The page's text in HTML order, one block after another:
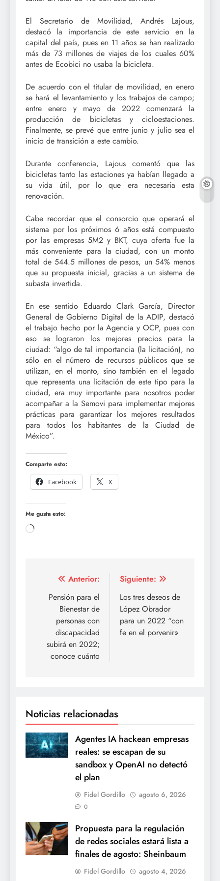
El Secretario de Movilidad, Andrés Lajous,
destacó la importancia de este servicio en la
capital del país, pues en 11 años se han realizado
más de 73 millones de viajes de los cuales 60%
antes de Ecobici no usaba la bicicleta.
De acuerdo con el titular de movilidad, en enero
se hará el levantamiento y los trabajos de campo;
entre enero y mayo de 2022 comenzará la
producción de bicicletas y cicloestaciones.
Finalmente, se prevé que entre junio y julio sea el
inicio de transición a este cambio.
Durante conferencia, Lajous comentó que las
bicicletas tanto las estaciones ya habían llegado a
su vida útil, por lo que era necesaria esta
renovación.
Cabe recordar que el consorcio que operará el
sistema por los próximos 6 años está compuesto
por las empresas 5M2 y BKT, cuya oferta fue la
más conveniente para la ciudad, con un monto
total de 544.5 millones de pesos, un 54% menos
que su propuesta inicial, gracias a un sistema de
subasta invertida.
En ese sentido Eduardo Clark García, Director
General de Gobierno Digital de la ADIP, destacó
el trabajo hecho por la Agencia y OCP, pues con
eso se lograron los mejores precios para la
ciudad: “algo de tal importancia (la licitación), no
sólo en el número de recursos públicos que se
utilizan, en el monto, sino también en el legado
que representa una licitación de este tipo para la
ciudad, era muy importante para nosotros poder
acompañar a la Semovi para implementar mejores
prácticas para garantizar los mejores resultados
para todos los habitantes de la Ciudad de
México”.
Comparte esto:
Facebook
X
Me gusta esto:
Cargando...
Navegación
entradas
Anterior:
Pensión para el
Bienestar de
personas con
discapacidad
subirá en 2022;
conoce cuánto
Siguiente:
Los tres deseos de
López Obrador
para un 2022 “con
fe en el porvenir»
Noticias relacionadas
Agentes IA hackean empresas
reales: se escapan de su
sandbox y OpenAI no detectó
el plan
Fidel Gordillo agosto 6, 2026
0
Propuesta para la regulación
de redes sociales estará lista a
finales de agosto: Sheinbaum
Fidel Gordillo agosto 4, 2026